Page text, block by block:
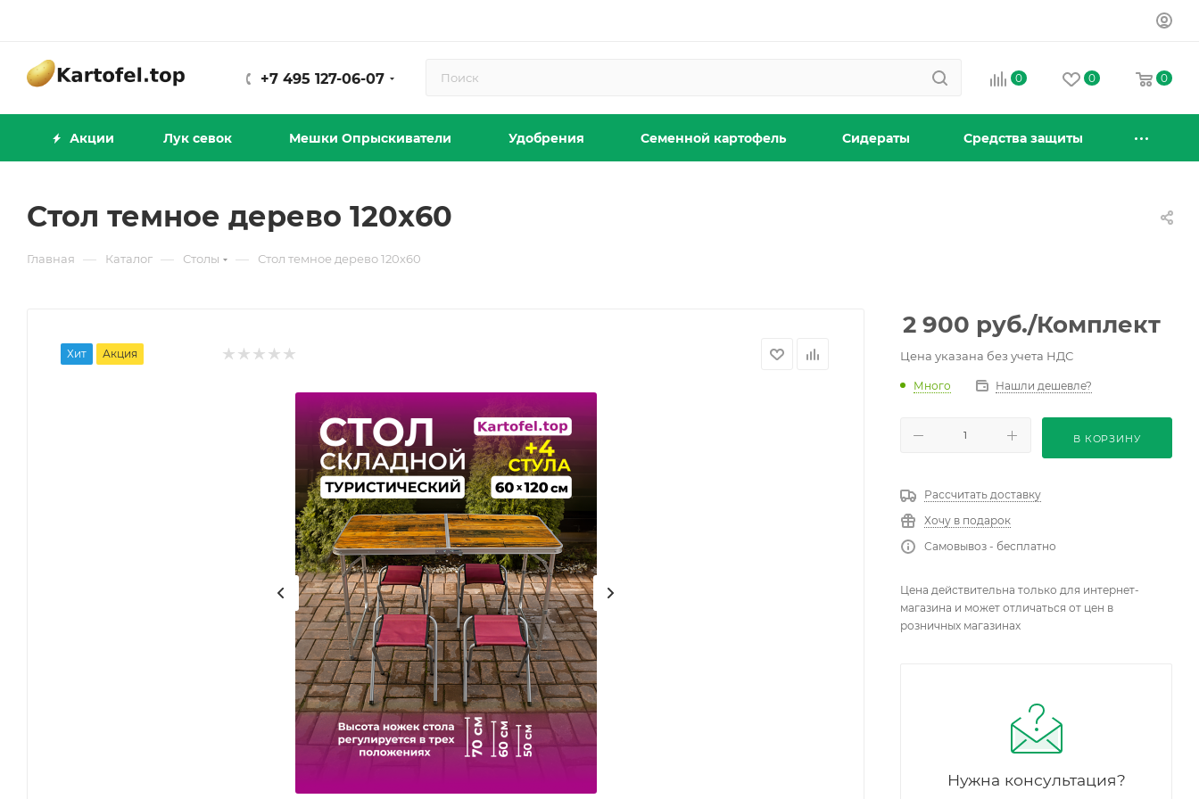
+7 495 127-06-07 0 0 0
Акции Лук севок Мешки Опрыскиватели Удобрения Семенной картофель Сидераты Средства защиты
Стол темное дерево 120х60
Главная — Каталог — Столы — Стол темное дерево 120х60
Хит Акция
2 900 руб./Комплект
Цена указана без учета НДС
Много Нашли дешевле?
В КОРЗИНУ
Рассчитать доставку
Хочу в подарок
Самовывоз - бесплатно
Цена действительна только для интернет-
магазина и может отличаться от цен в
розничных магазинах
Нужна консультация?